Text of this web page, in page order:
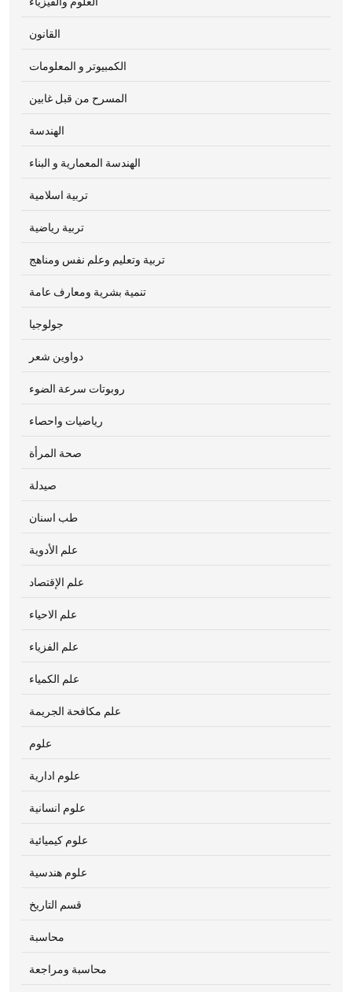
القانون
الكمبيوتر و المعلومات
المسرح من قبل غابين
الهندسة
الهندسة المعمارية و البناء
تربية اسلامية
تربية رياضية
تربية وتعليم وعلم نفس ومناهج
تنمية بشرية ومعارف عامة
جولوجيا
دواوين شعر
روبوتات سرعة الضوء
رياضيات واحصاء
صحة المرأة
صيدلة
طب اسنان
علم الأدوية
علم الإقتصاد
علم الاحياء
علم الفزياء
علم الكمياء
علم مكافحة الجريمة
علوم
علوم ادارية
علوم انسانية
علوم كيميائية
علوم هندسية
قسم التاريخ
محاسبة
محاسبة ومراجعة